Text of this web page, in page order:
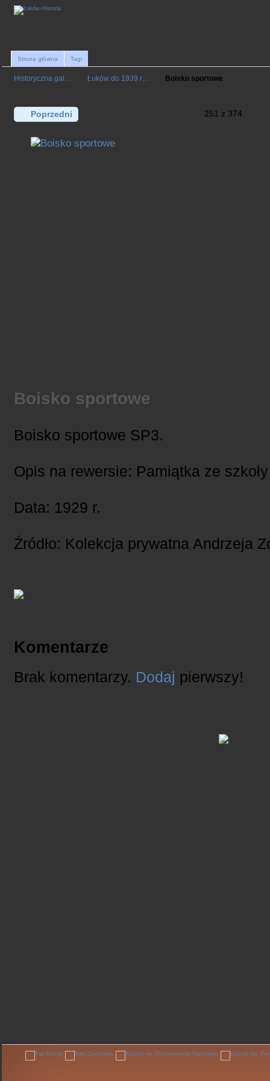
Strona główna Tagi
Historyczna gal… Łuków do 1939 r… Boisko sportowe
Poprzedni 251 z 374
Boisko sportowe
Boisko sportowe SP3.
Opis na rewersie: Pamiątka ze
Data: 1929 r.
Źródło: Kolekcja prywatna Andrzeja
Komentarze
Brak komentarzy. Dodaj pierwszy!